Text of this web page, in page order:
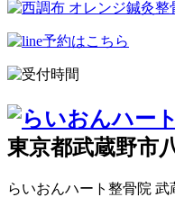
東京都武蔵野市
らいおんハート整骨院 武